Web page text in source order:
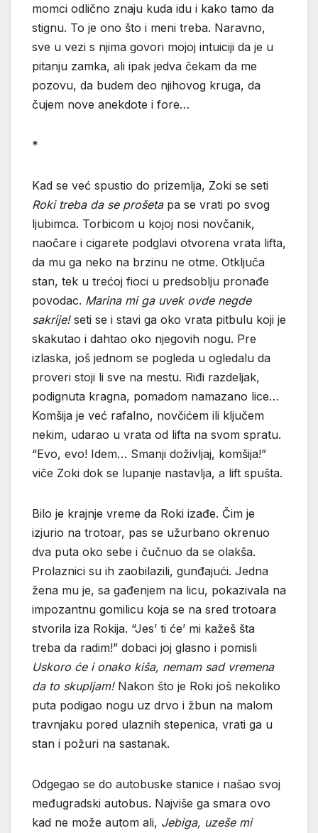
momci odlično znaju kuda idu i kako tamo da
stignu. To je ono što i meni treba. Naravno,
sve u vezi s njima govori mojoj intuiciji da je u
pitanju zamka, ali ipak jedva čekam da me
pozovu, da budem deo njihovog kruga, da
čujem nove anekdote i fore…
*
Kad se već spustio do prizemlja, Zoki se seti
Roki treba da se prošetapa se vrati po svog
ljubimca. Torbicom u kojoj nosi novčanik,
naočare i cigarete podglavi otvorena vrata lifta,
da mu ga neko na brzinu ne otme. Otključa
stan, tek u trećoj fioci u predsoblju pronađe
povodac. Marina mi ga uvek ovde negde
sakrije!seti se i stavi ga oko vrata pitbulu koji je
skakutao i dahtao oko njegovih nogu. Pre
izlaska, još jednom se pogleda u ogledalu da
proveri stoji li sve na mestu. Riđi razdeljak,
podignuta kragna, pomadom namazano lice…
Komšija je već rafalno, novčićem ili ključem
nekim, udarao u vrata od lifta na svom spratu.
“Evo, evo! Idem… Smanji doživljaj, komšija!”
viče Zoki dok se lupanje nastavlja, a lift spušta.
Bilo je krajnje vreme da Roki izađe. Čim je
izjurio na trotoar, pas se užurbano okrenuo
dva puta oko sebe i čučnuo da se olakša.
Prolaznici su ih zaobilazili, gunđajući. Jedna
žena mu je, sa gađenjem na licu, pokazivala na
impozantnu gomilicu koja se na sred trotoara
stvorila iza Rokija. “Jes’ ti će’ mi kažeš šta
treba da radim!” dobaci joj glasno i pomisli
Uskoro će i onako kiša, nemam sad vremena
da to skupljam!Nakon što je Roki još nekoliko
puta podigao nogu uz drvo i žbun na malom
travnjaku pored ulaznih stepenica, vrati ga u
stan i požuri na sastanak.
Odgegao se do autobuske stanice i našao svoj
međugradski autobus. Najviše ga smara ovo
kad ne može autom ali, Jebiga, uzeše mi